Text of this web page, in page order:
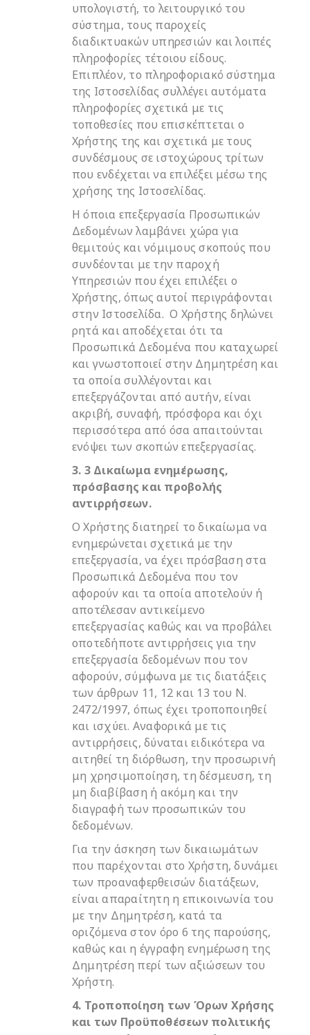
υπολογιστή, το λειτουργικό του
σύστημα, τους παροχείς
διαδικτυακών υπηρεσιών και λοιπές
πληροφορίες τέτοιου είδους.
Επιπλέον, το πληροφοριακό σύστημα
της Ιστοσελίδας συλλέγει αυτόματα
πληροφορίες σχετικά με τις
τοποθεσίες που επισκέπτεται ο
Χρήστης της και σχετικά με τους
συνδέσμους σε ιστοχώρους τρίτων
που ενδέχεται να επιλέξει μέσω της
χρήσης της Ιστοσελίδας.
Η όποια επεξεργασία Προσωπικών
Δεδομένων λαμβάνει χώρα για
θεμιτούς και νόμιμους σκοπούς που
συνδέονται με την παροχή
Υπηρεσιών που έχει επιλέξει ο
Χρήστης, όπως αυτοί περιγράφονται
στην Ιστοσελίδα. Ο Χρήστης δηλώνει
ρητά και αποδέχεται ότι τα
Προσωπικά Δεδομένα που καταχωρεί
και γνωστοποιεί στην Δημητρέση και
τα οποία συλλέγονται και
επεξεργάζονται από αυτήν, είναι
ακριβή, συναφή, πρόσφορα και όχι
περισσότερα από όσα απαιτούνται
ενόψει των σκοπών επεξεργασίας.
3. 3 Δικαίωμα ενημέρωσης,
πρόσβασης και προβολής
αντιρρήσεων.
Ο Χρήστης διατηρεί το δικαίωμα να
ενημερώνεται σχετικά με την
επεξεργασία, να έχει πρόσβαση στα
Προσωπικά Δεδομένα που τον
αφορούν και τα οποία αποτελούν ή
αποτέλεσαν αντικείμενο
επεξεργασίας καθώς και να προβάλει
οποτεδήποτε αντιρρήσεις για την
επεξεργασία δεδομένων που τον
αφορούν, σύμφωνα με τις διατάξεις
των άρθρων 11, 12 και 13 του Ν.
2472/1997, όπως έχει τροποποιηθεί
και ισχύει. Αναφορικά με τις
αντιρρήσεις, δύναται ειδικότερα να
αιτηθεί τη διόρθωση, την προσωρινή
μη χρησιμοποίηση, τη δέσμευση, τη
μη διαβίβαση ή ακόμη και την
διαγραφή των προσωπικών του
δεδομένων.
Για την άσκηση των δικαιωμάτων
που παρέχονται στο Χρήστη, δυνάμει
των προαναφερθεισών διατάξεων,
είναι απαραίτητη η επικοινωνία του
με την Δημητρέση, κατά τα
οριζόμενα στον όρο 6 της παρούσης,
καθώς και η έγγραφη ενημέρωση της
Δημητρέση περί των αξιώσεων του
Χρήστη.
4. Τροποποίηση των Όρων Χρήσης
και των Προϋποθέσεων πολιτικής